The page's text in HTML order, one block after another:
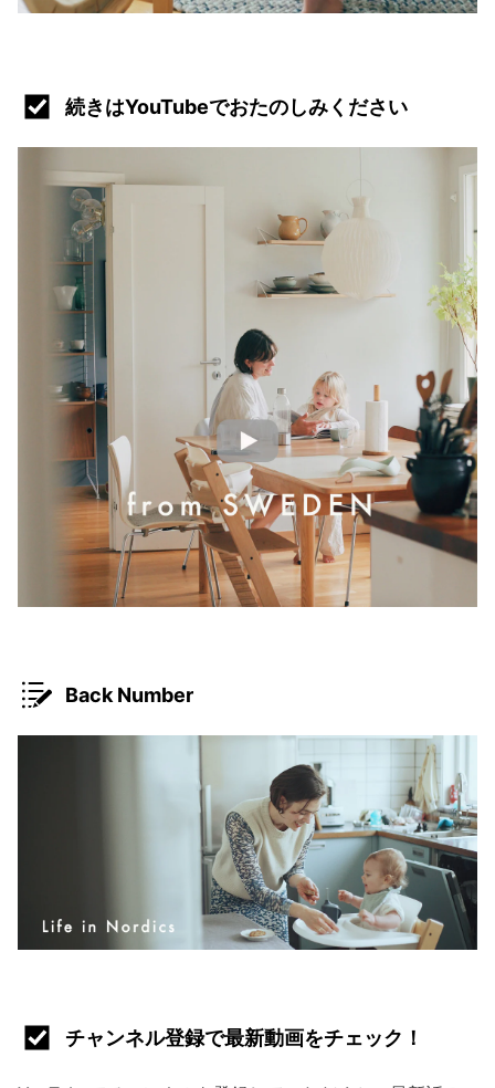
続きはYouTubeでおたのしみください
Back Number
チャンネル登録で最新動画をチェック！